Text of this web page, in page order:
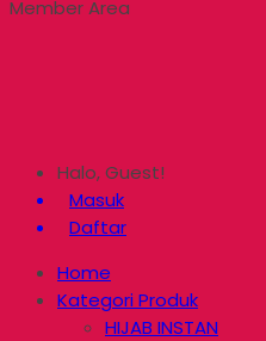
Member Area
Halo, Guest!
Masuk
Daftar
Home
Kategori Produk
HIJAB INSTAN